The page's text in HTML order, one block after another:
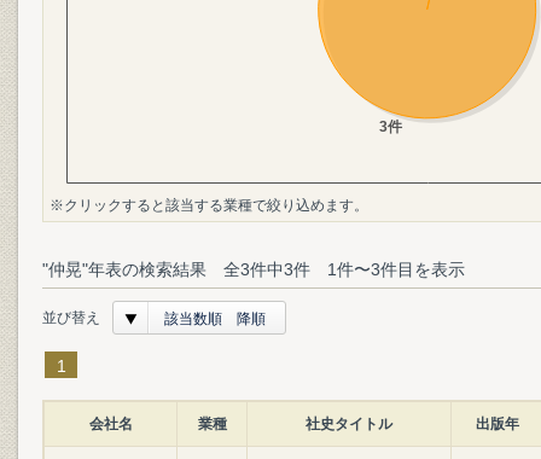
※クリックすると該当する業種で絞り込めます。
"仲晃"年表の検索結果 全3件中3件 1件〜3件目を表示
並び替え 該当数順 降順
1
会社名 業種 社史タイトル 出版年